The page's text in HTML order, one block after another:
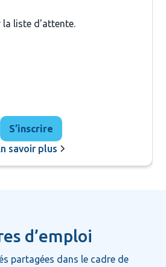
S’inscrire
savoir plus
d’emploi
partagées dans le cadre de